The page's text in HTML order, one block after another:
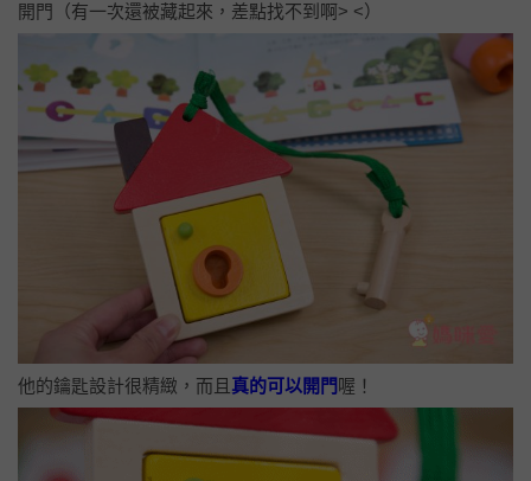
開門（有一次還被藏起來，差點找不到啊> <）
他的鑰匙設計很精緻，而且 真的可以開門 喔！